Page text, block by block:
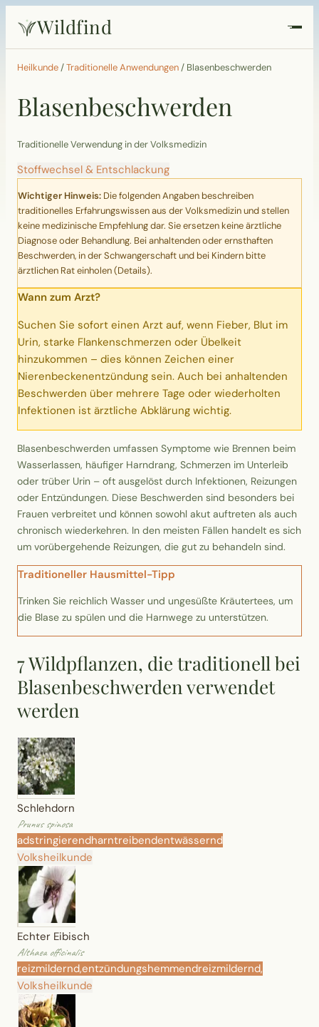
Wildfind
Startseite
Pflanzen
Rezepte
Garten
Quiz
Suche
Erntekorb
Sammelkalender
Blüten-Finder
Phänologie-Radar
Vogelstimmen
Gartenplaner
Düngeberater
Challenges
Sammlungen
Selber machen
Glossar
Heilkunde /Traditionelle Anwendungen / Blasenbeschwerden
Blasenbeschwerden
Traditionelle Verwendung in der Volksmedizin
Stoffwechsel & Entschlackung
Wichtiger Hinweis: Die folgenden Angaben beschreiben
traditionelles Erfahrungswissen aus der Volksmedizin und stellen
keine medizinische Empfehlung dar. Sie ersetzen keine ärztliche
Diagnose oder Behandlung. Bei anhaltenden oder ernsthaften
Beschwerden, in der Schwangerschaft und bei Kindern bitte
ärztlichen Rat einholen (Details).
Wann zum Arzt?
Suchen Sie sofort einen Arzt auf, wenn Fieber, Blut im
Urin, starke Flankenschmerzen oder Übelkeit
hinzukommen – dies können Zeichen einer
Nierenbeckenentzündung sein. Auch bei anhaltenden
Beschwerden über mehrere Tage oder wiederholten
Infektionen ist ärztliche Abklärung wichtig.
Blasenbeschwerden umfassen Symptome wie Brennen beim
Wasserlassen, häufiger Harndrang, Schmerzen im Unterleib
oder trüber Urin – oft ausgelöst durch Infektionen, Reizungen
oder Entzündungen. Diese Beschwerden sind besonders bei
Frauen verbreitet und können sowohl akut auftreten als auch
chronisch wiederkehren. In den meisten Fällen handelt es sich
um vorübergehende Reizungen, die gut zu behandeln sind.
Traditioneller Hausmittel-Tipp
Trinken Sie reichlich Wasser und ungesüßte Kräutertees, um
die Blase zu spülen und die Harnwege zu unterstützen.
7 Wildpflanzen, die traditionell bei
Blasenbeschwerden verwendet
werden
Schlehdorn
Prunus spinosa
adstringierendharntreibendentwässernd
Volksheilkunde
Echter Eibisch
Althaea officinalis
reizmildernd,entzündungshemmendreizmildernd,
Volksheilkunde